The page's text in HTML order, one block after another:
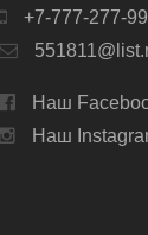
+7-777-277-
Наш
Наш